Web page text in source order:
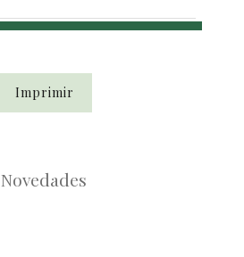
Imprimir
Novedades